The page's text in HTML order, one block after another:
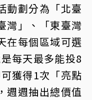
動劃分為「北臺
灣」、「東臺灣
在每個區域可選
每天最多能投8
獲得1次「亮點
週週抽出總價值